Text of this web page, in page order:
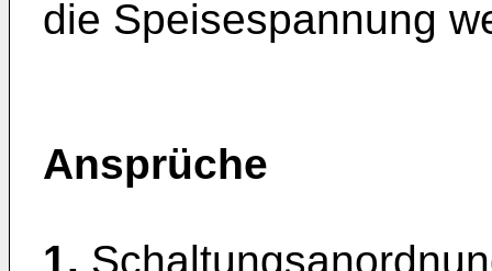
die Speisespannung
Ansprüche
1.